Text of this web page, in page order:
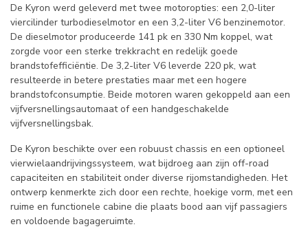
De Kyron werd geleverd met twee motoropties: een 2,0-liter
viercilinder turbodieselmotor en een 3,2-liter V6 benzinemotor.
De dieselmotor produceerde 141 pk en 330 Nm koppel, wat
zorgde voor een sterke trekkracht en redelijk goede
brandstofefficiëntie. De 3,2-liter V6 leverde 220 pk, wat
resulteerde in betere prestaties maar met een hogere
brandstofconsumptie. Beide motoren waren gekoppeld aan een
vijfversnellingsautomaat of een handgeschakelde
vijfversnellingsbak.
De Kyron beschikte over een robuust chassis en een optioneel
vierwielaandrijvingssysteem, wat bijdroeg aan zijn off-road
capaciteiten en stabiliteit onder diverse rijomstandigheden. Het
ontwerp kenmerkte zich door een rechte, hoekige vorm, met een
ruime en functionele cabine die plaats bood aan vijf passagiers
en voldoende bagageruimte.